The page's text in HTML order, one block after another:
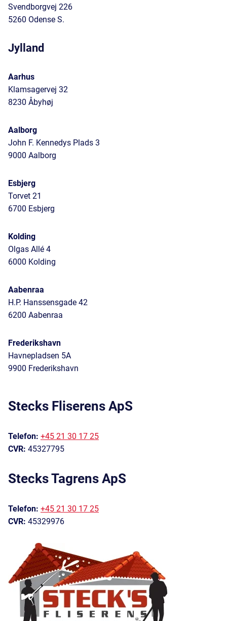
Svendborgvej 226
5260 Odense S.
Jylland
Aarhus
Klamsagervej 32
8230 Åbyhøj
Aalborg
John F. Kennedys Plads 3
9000 Aalborg
Esbjerg
Torvet 21
6700 Esbjerg
Kolding
Olgas Allé 4
6000 Kolding
Aabenraa
H.P. Hanssensgade 42
6200 Aabenraa
Frederikshavn
Havnepladsen 5A
9900 Frederikshavn
Stecks Fliserens ApS
Telefon: +45 21 30 17 25
CVR: 45327795
Stecks Tagrens ApS
Telefon: +45 21 30 17 25
CVR: 45329976